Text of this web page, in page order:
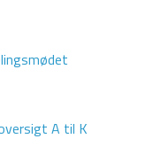
A til K